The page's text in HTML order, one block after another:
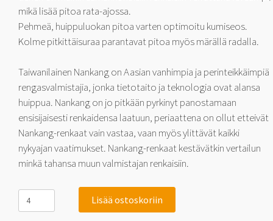
mikä lisää pitoa rata-ajossa.
Pehmeä, huippuluokan pitoa varten optimoitu kumiseos.
Kolme pitkittäisuraa parantavat pitoa myös märällä radalla.
Taiwanilainen Nankang on Aasian vanhimpia ja perinteikkäimpiä
rengasvalmistajia, jonka tietotaito ja teknologia ovat alansa
huippua. Nankang on jo pitkään pyrkinyt panostamaan
ensisijaisesti renkaidensa laatuun, periaattena on ollut etteivät
Nankang-renkaat vain vastaa, vaan myös ylittävät kaikki
nykyajan vaatimukset. Nankang-renkaat kestävätkin vertailun
minkä tahansa muun valmistajan renkaisiin.
Nankang
NS-
2R
Lisää ostoskoriin